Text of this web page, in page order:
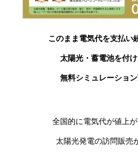
このまま電気代を⽀払い
太陽光・蓄電池を付け
無料シミュレーション
全国的に電気代が値上が
太陽光発電の訪問販売